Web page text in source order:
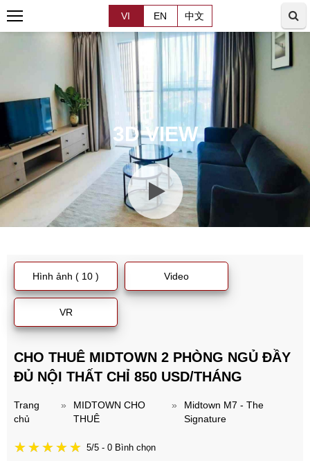
VI EN 中文
3D VIEW
Hình ảnh ( 10 ) Video
VR
CHO THUÊ MIDTOWN 2 PHÒNG NGỦ ĐẦY
ĐỦ NỘI THẤT CHỈ 850 USD/THÁNG
Trang
chủ
»
MIDTOWN CHO
THUÊ
»
Midtown M7 - The
Signature
5/5 - 0 Bình chọn